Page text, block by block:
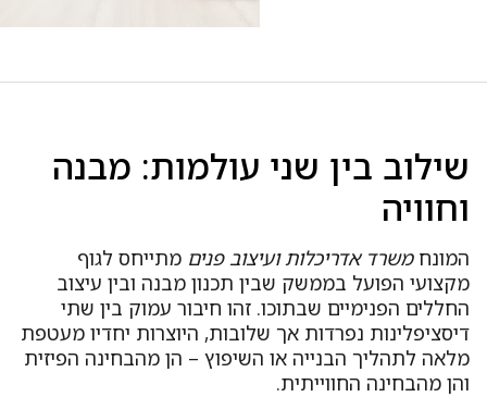
שילוב בין שני עולמות: מבנה
וחוויה
המונחמשרד אדריכלות ועיצוב פנים מתייחס לגוף
מקצועי הפועל בממשק שבין תכנון מבנה ובין עיצוב
החללים הפנימיים שבתוכו. זהו חיבור עמוק בין שתי
דיסציפלינות נפרדות אך שלובות, היוצרות יחדיו מעטפת
מלאה לתהליך הבנייה או השיפוץ – הן מהבחינה הפיזית
והן מהבחינה החווייתית.